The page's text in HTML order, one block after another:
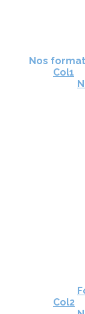
Nos
Col1
Col2